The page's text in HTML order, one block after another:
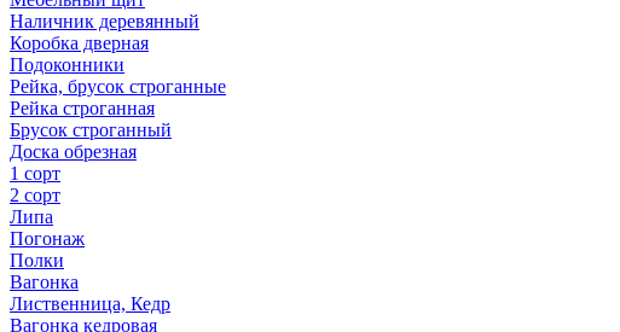
Наличник деревянный
Коробка дверная
Подоконники
Рейка, брусок строганные
Рейка строганная
Брусок строганный
Доска обрезная
1 сорт
2 сорт
Липа
Погонаж
Полки
Вагонка
Лиственница, Кедр
Вагонка кедровая